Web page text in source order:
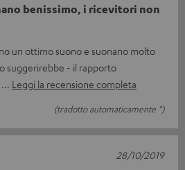
benissimo, i ricevitori non
un ottimo suono e suonano molto
suggerirebbe - il rapporto
Leggi la recensione completa
(tradotto automaticamente *)
28/10/2019